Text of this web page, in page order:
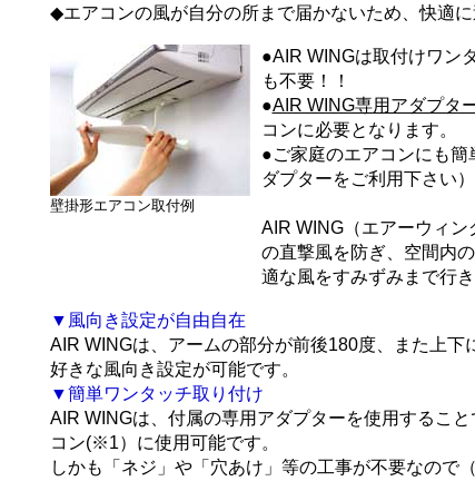
◆エアコンの風が自分の所まで届かないため、快適に
壁掛形エアコン取付例
●AIR WINGは取付けワン
も不要！！
●AIR WING専用アダプタ
コンに必要となります。
●ご家庭のエアコンにも
ダプターをご利用下さい）
AIR WING（エアーウィン
の直撃風を防ぎ、空間内
適な風をすみずみまで行き
▼ 風向き設定が自由自在
AIR WINGは、アームの部分が前後180度、また上下
好きな風向き設定が可能です。
▼簡単ワンタッチ取り付け
AIR WINGは、付属の専用アダプターを使用するこ
コン(※1）に使用可能です。
しかも「ネジ」や「穴あけ」等の工事が不要なので